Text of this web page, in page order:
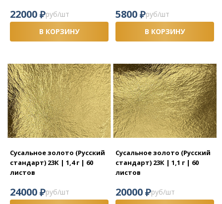
22000₽руб/шт
В КОРЗИНУ
5800₽руб/шт
В КОРЗИНУ
Сусальное золото (Русский
стандарт) 23К | 1,4 г | 60
листов
24000₽руб/шт
Сусальное золото (Русский
стандарт) 23К | 1,1 г | 60
листов
20000₽руб/шт